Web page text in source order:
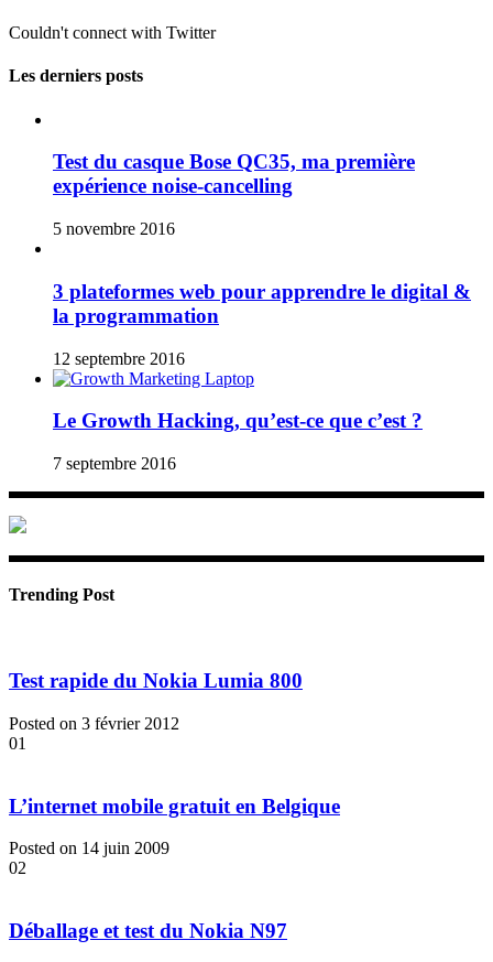
Couldn't connect with Twitter
Les derniers posts
Test du casque Bose QC35, ma première
expérience noise-cancelling
5 novembre 2016
3 plateformes web pour apprendre le digital &
la programmation
12 septembre 2016
Le Growth Hacking, qu’est-ce que c’est ?
7 septembre 2016
Trending Post
Test rapide du Nokia Lumia 800
Posted on 3 février 2012
01
L’internet mobile gratuit en Belgique
Posted on 14 juin 2009
02
Déballage et test du Nokia N97